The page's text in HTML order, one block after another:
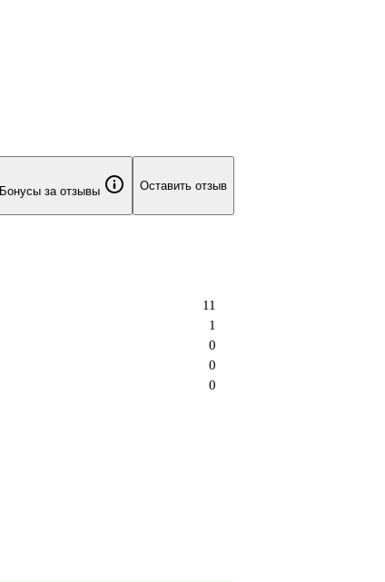
Бонусы за отзывы Оставить отзыв
0
0
0
1
11